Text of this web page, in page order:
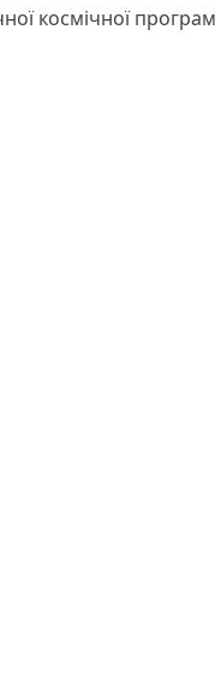
космічної